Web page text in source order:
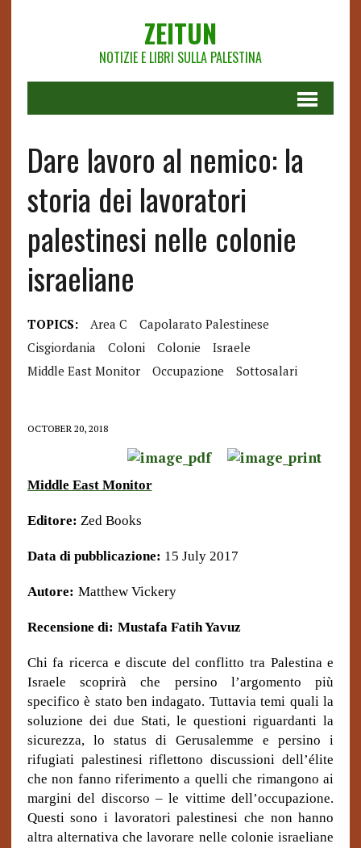
ZEITUN
NOTIZIE E LIBRI SULLA PALESTINA
Dare lavoro al nemico: la
storia dei lavoratori
palestinesi nelle colonie
israeliane
TOPICS: Area C
Capolarato Palestinese
Cisgiordania
Coloni Colonie
Israele
Middle East Monitor
Occupazione Sottosalari
OCTOBER 20, 2018
Middle East Monitor
Editore: Zed Books
Data di pubblicazione: 15 July 2017
Autore: Matthew Vickery
Recensione di: Mustafa Fatih Yavuz
Chi fa ricerca e discute del conflitto tra Palestina e
Israele scoprirà che persino l’argomento più
specifico è stato ben indagato. Tuttavia temi quali la
soluzione dei due Stati, le questioni riguardanti la
sicurezza, lo status di Gerusalemme e persino i
rifugiati palestinesi riflettono discussioni dell’élite
che non fanno riferimento a quelli che rimangono ai
margini del discorso – le vittime dell’occupazione.
Questi sono i lavoratori palestinesi che non hanno
altra alternativa che lavorare nelle colonie israeliane